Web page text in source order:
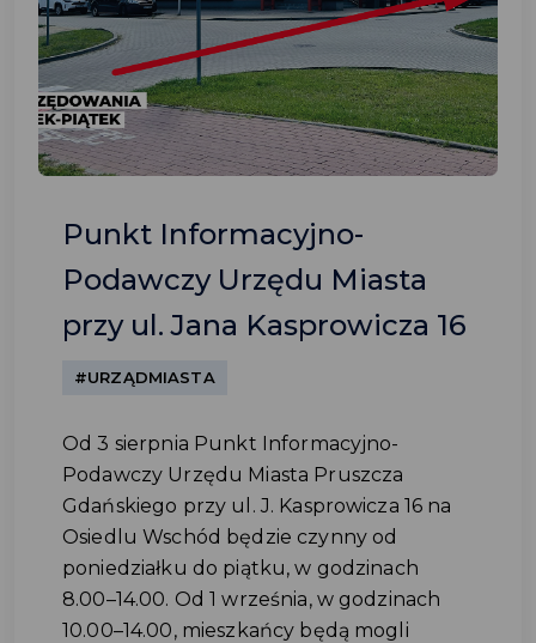
Punkt Informacyjno-
Podawczy Urzędu Miasta
przy ul. Jana Kasprowicza 16
#URZĄDMIASTA
Od 3 sierpnia Punkt Informacyjno-
Podawczy Urzędu Miasta Pruszcza
Gdańskiego przy ul. J. Kasprowicza 16 na
Osiedlu Wschód będzie czynny od
poniedziałku do piątku, w godzinach
8.00–14.00. Od 1 września, w godzinach
10.00–14.00, mieszkańcy będą mogli